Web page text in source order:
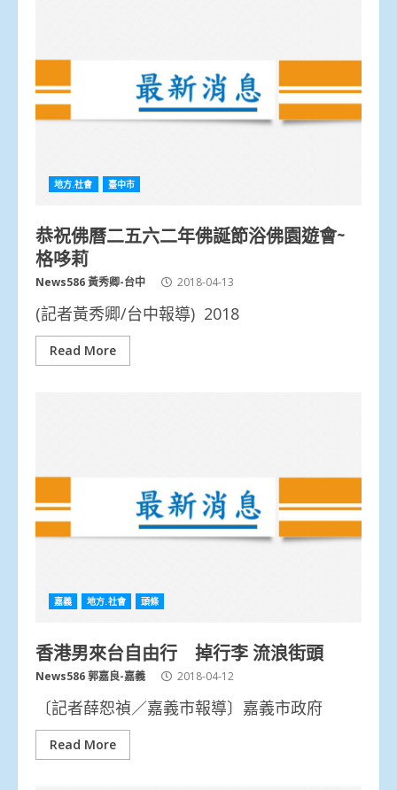
地方.社會 臺中市
恭祝佛曆二五六二年佛誕節浴佛園遊會~
格哆莉
News586 黃秀卿-台中 2018-04-13
(記者黃秀卿/台中報導) 2018
Read More
嘉義 地方.社會 頭條
香港男來台自由行 掉行李 流浪街頭
News586 郭嘉良-嘉義 2018-04-12
〔記者薛恕禎／嘉義市報導〕嘉義市政府
Read More